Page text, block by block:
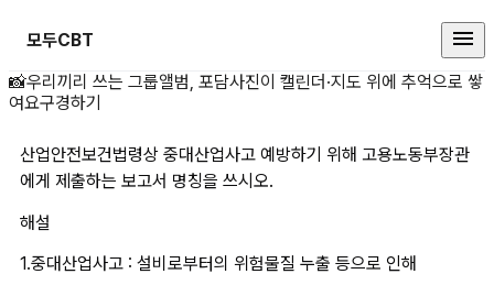
모두CBT
산업안전보건법령상 중대산업사
📸우리끼리 쓰는 그룹앨범, 포담사진이 캘린더·지도 위에 추억으로 쌓
여요구경하기
산업안전보건법령상 중대산업사고 예방하기 위해 고용노동부장관
에게 제출하는 보고서 명칭을 쓰시오.
해설
1.중대산업사고 : 설비로부터의 위험물질 누출 등으로 인해